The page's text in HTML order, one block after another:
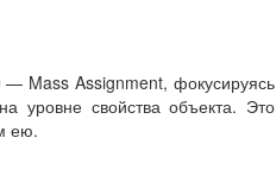
— Mass Assignment, фокусируясь
уровне свойства объекта. Это
ею.